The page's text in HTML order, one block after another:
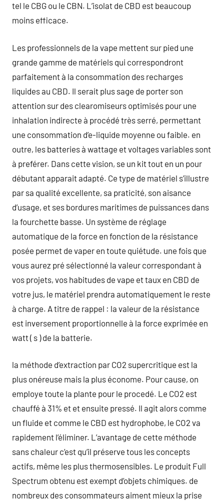
tel le CBG ou le CBN. L’isolat de CBD est beaucoup
moins efficace.
Les professionnels de la vape mettent sur pied une
grande gamme de matériels qui correspondront
parfaitement à la consommation des recharges
liquides au CBD. Il serait plus sage de porter son
attention sur des clearomiseurs optimisés pour une
inhalation indirecte à procédé très serré, permettant
une consommation d’e-liquide moyenne ou faible. en
outre, les batteries à wattage et voltages variables sont
à preférer. Dans cette vision, se un kit tout en un pour
débutant apparait adapté. Ce type de matériel s’illustre
par sa qualité excellente, sa praticité, son aisance
d’usage, et ses bordures maritimes de puissances dans
la fourchette basse. Un système de réglage
automatique de la force en fonction de la résistance
posée permet de vaper en toute quiétude. une fois que
vous aurez pré sélectionné la valeur correspondant à
vos projets, vos habitudes de vape et taux en CBD de
votre jus, le matériel prendra automatiquement le reste
à charge. A titre de rappel : la valeur de la résistance
est inversement proportionnelle à la force exprimée en
watt ( s ) de la batterie.
la méthode d’extraction par CO2 supercritique est la
plus onéreuse mais la plus économe. Pour cause, on
employe toute la plante pour le procedé. Le CO2 est
chauffé à 31% et et ensuite pressé. Il agit alors comme
un fluide et comme le CBD est hydrophobe, le CO2 va
rapidement l’éliminer. L’avantage de cette méthode
sans chaleur c’est qu’il préserve tous les concepts
actifs, même les plus thermosensibles. Le produit Full
Spectrum obtenu est exempt d’objets chimiques. de
nombreux des consommateurs aiment mieux la prise